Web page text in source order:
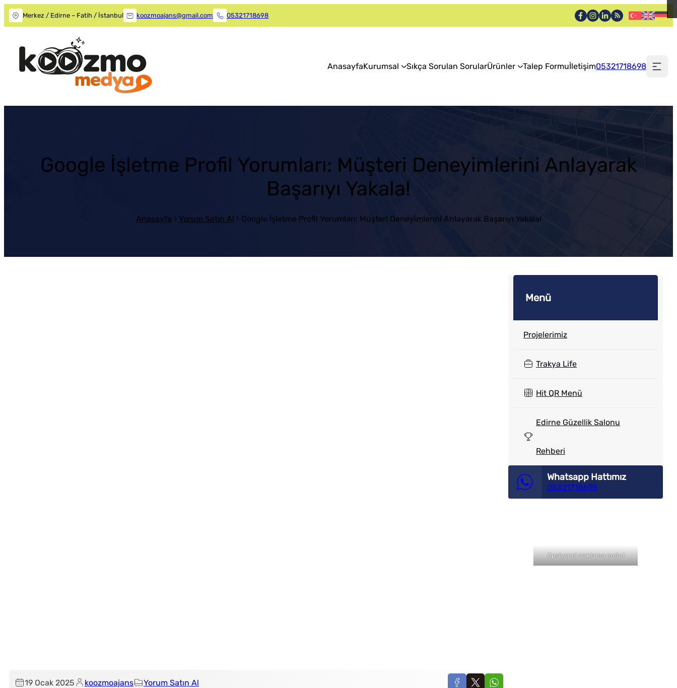
Merkez / Edirne – Fatih / İstanbul koozmoajans@gmail.com 05321718698
AnasayfaKurumsal Sıkça Sorulan SorularÜrünler Talep Formuİletişim05321718698
Google İşletme Profil Yorumları: Müşteri Deneyimlerini Anlayarak
Başarıyı Yakala!
Anasayfa Yorum Satın Al Google İşletme Profil Yorumları: Müşteri Deneyimlerini Anlayarak Başarıyı Yakala!
19 Ocak 2025 koozmoajans Yorum Satın Al
Menü
Projelerimiz
Trakya Life
Hit QR Menü
Edirne Güzellik Salonu
Rehberi
Whatsapp Hattımız
05321718698
Opsiyonel açıklama metni